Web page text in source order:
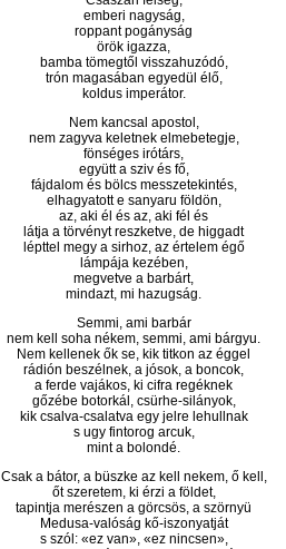
emberi nagyság,
roppant pogányság
örök igazza,
bamba tömegtől visszahuzódó,
trón magasában egyedül élő,
koldus imperátor.
Nem kancsal apostol,
nem zagyva keletnek elmebetegje,
fönséges irótárs,
együtt a sziv és fő,
fájdalom és bölcs messzetekintés,
elhagyatott e sanyaru földön,
az, aki él és az, aki fél és
látja a törvényt reszketve, de higgadt
lépttel megy a sirhoz, az értelem égő
lámpája kezében,
megvetve a barbárt,
mindazt, mi hazugság.
Semmi, ami barbár
nem kell soha nékem, semmi, ami bárgyu.
Nem kellenek ők se, kik titkon az éggel
rádión beszélnek, a jósok, a boncok,
a ferde vajákos, ki cifra regéknek
gőzébe botorkál, csürhe-silányok,
kik csalva-csalatva egy jelre lehullnak
s ugy fintorog arcuk,
mint a bolondé.
Csak a bátor, a büszke az kell nekem, ő kell,
őt szeretem, ki érzi a földet,
tapintja merészen a görcsös, a szörnyü
Medusa-valóság kő-iszonyatját
s szól: «ez van», «ez nincsen»,